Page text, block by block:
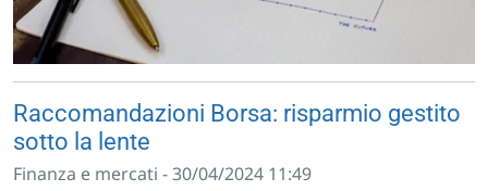
Raccomandazioni Borsa: risparmio gestito
sotto la lente
Finanza e mercati - 30/04/2024 11:49